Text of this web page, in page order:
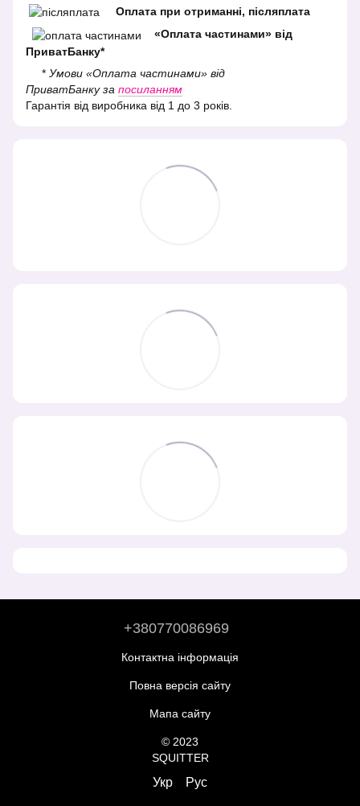
Оплата при отриманні, післяплата
«Оплата частинами» від
ПриватБанку*
* Умови «Оплата частинами» від
ПриватБанку за посиланням
Гарантія від виробника від 1 до 3 років.
+380770086969
Контактна інформація
Повна версія сайту
Мапа сайту
© 2023
SQUITTER
Укр Рус